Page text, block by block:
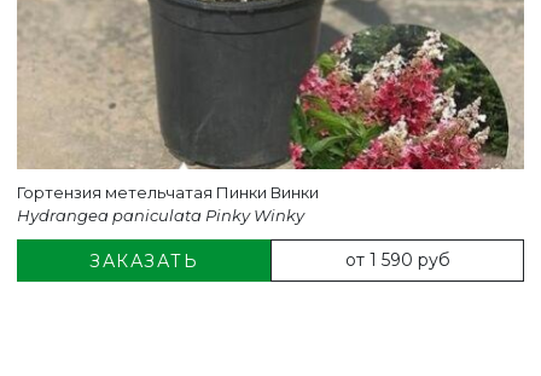
Гортензия метельчатая Пинки Винки
Hydrangea paniculata Pinky Winky
ЗАКАЗАТЬ от 1 590 руб